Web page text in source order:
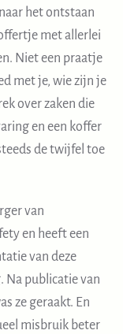
het ontstaan
met allerlei
Niet een praatje
met je, wie zijn je
over zaken die
en een koffer
de twijfel toe
van
en heeft een
van deze
Na publicatie van
ze geraakt. En
misbruik beter